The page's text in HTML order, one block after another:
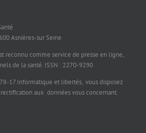
Asnières-sur Seine
reconnu comme service de presse en ligne,
de la santé. ISSN : 2270-9290
17 Informatique et libertés, vous disposez
rectification aux données vous concernant.